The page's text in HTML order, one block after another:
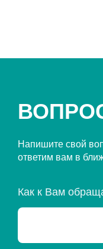
Напишите свой
ответим вам в
Как к Вам